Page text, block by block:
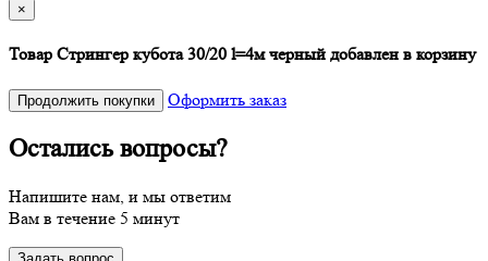
×
Товар Стрингер кубота 30/20 l=4м черный добавлен в корзину
Продолжить покупки Оформить заказ
Остались вопросы?
Напишите нам, и мы ответим
Вам в течение 5 минут